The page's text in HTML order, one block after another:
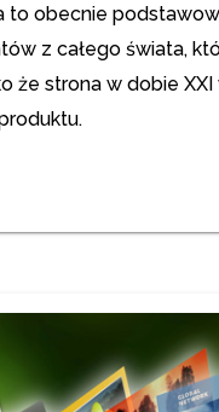
to obecnie
z całego świata,
że strona w dobie